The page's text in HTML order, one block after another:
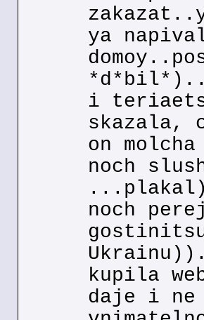
ya
i
skazala,
on
noch
noch
kupila
daje i ne